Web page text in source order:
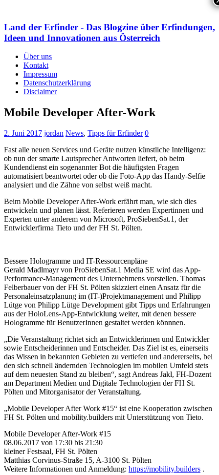
Land der Erfinder - Das Blogzine über Erfindungen,
Ideen und Innovationen aus Österreich
Über uns
Kontakt
Impressum
Datenschutzerklärung
Disclaimer
Mobile Developer After-Work
2. Juni 2017 jordan News, Tipps für Erfinder 0
Fast alle neuen Services und Geräte nutzen künstliche Intelligenz:
ob nun der smarte Lautsprecher Antworten liefert, ob beim
Kundendienst ein sogenannter Bot die häufigsten Fragen
automatisiert beantwortet oder ob die Foto-App das Handy-Selfie
analysiert und die Zähne von selbst weiß macht.
Beim Mobile Developer After-Work erfährt man, wie sich dies
entwickeln und planen lässt. Referieren werden Expertinnen und
Experten unter anderem von Microsoft, ProSiebenSat.1, der
Entwicklerfirma Tieto und der FH St. Pölten.
Bessere Hologramme und IT-Ressourcenpläne
Gerald Madlmayr von ProSiebenSat.1 Media SE wird das App-
Performance-Management des Unternehmens vorstellen. Thomas
Felberbauer von der FH St. Pölten skizziert einen Ansatz für die
Personaleinsatzplanung im (IT-)Projektmanagement und Philipp
Lütge von Philipp Lütge Development gibt Tipps und Erfahrungen
aus der HoloLens-App-Entwicklung weiter, mit denen bessere
Hologramme für BenutzerInnen gestaltet werden könnnen.
„Die Veranstaltung richtet sich an Entwicklerinnen und Entwickler
sowie Entscheiderinnen und Entscheider. Das Ziel ist es, einerseits
das Wissen in bekannten Gebieten zu vertiefen und andererseits, bei
den sich schnell ändernden Technologien im mobilen Umfeld stets
auf dem neuesten Stand zu bleiben“, sagt Andreas Jakl, FH-Dozent
am Department Medien und Digitale Technologien der FH St.
Pölten und Mitorganisator der Veranstaltung.
„Mobile Developer After Work #15“ ist eine Kooperation zwischen
FH St. Pölten und mobility.builders mit Unterstützung von Tieto.
Mobile Developer After-Work #15
08.06.2017 von 17:30 bis 21:30
kleiner Festsaal, FH St. Pölten
Matthias Corvinus-Straße 15, A-3100 St. Pölten
Weitere Informationen und Anmeldung: https://mobility.builders .